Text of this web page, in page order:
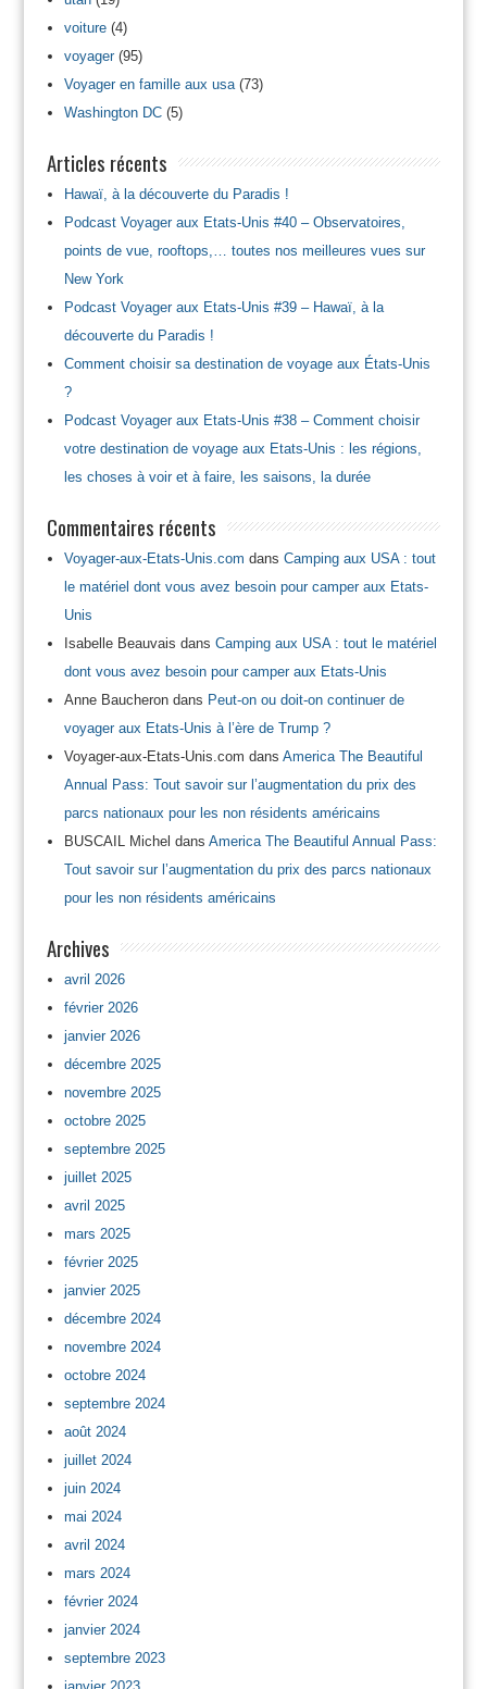
voiture(4)
voyager(95)
Voyager en famille aux usa(73)
Washington DC(5)
Articles récents
Hawaï, à la découverte du Paradis !
Podcast Voyager aux Etats-Unis #40 – Observatoires,
points de vue, rooftops,… toutes nos meilleures vues sur
New York
Podcast Voyager aux Etats-Unis #39 – Hawaï, à la
découverte du Paradis !
Comment choisir sa destination de voyage aux États-Unis
?
Podcast Voyager aux Etats-Unis #38 – Comment choisir
votre destination de voyage aux Etats-Unis : les régions,
les choses à voir et à faire, les saisons, la durée
Commentaires récents
Voyager-aux-Etats-Unis.com dans Camping aux USA : tout
le matériel dont vous avez besoin pour camper aux Etats-
Unis
Isabelle Beauvais dans Camping aux USA : tout le matériel
dont vous avez besoin pour camper aux Etats-Unis
Anne Baucherondans Peut-on ou doit-on continuer de
voyager aux Etats-Unis à l’ère de Trump ?
Voyager-aux-Etats-Unis.com dans America The Beautiful
Annual Pass: Tout savoir sur l’augmentation du prix des
parcs nationaux pour les non résidents américains
BUSCAIL Michel dans America The Beautiful Annual Pass:
Tout savoir sur l’augmentation du prix des parcs nationaux
pour les non résidents américains
Archives
avril 2026
février 2026
janvier 2026
décembre 2025
novembre 2025
octobre 2025
septembre 2025
juillet 2025
avril 2025
mars 2025
février 2025
janvier 2025
décembre 2024
novembre 2024
octobre 2024
septembre 2024
août 2024
juillet 2024
juin 2024
mai 2024
avril 2024
mars 2024
février 2024
janvier 2024
septembre 2023